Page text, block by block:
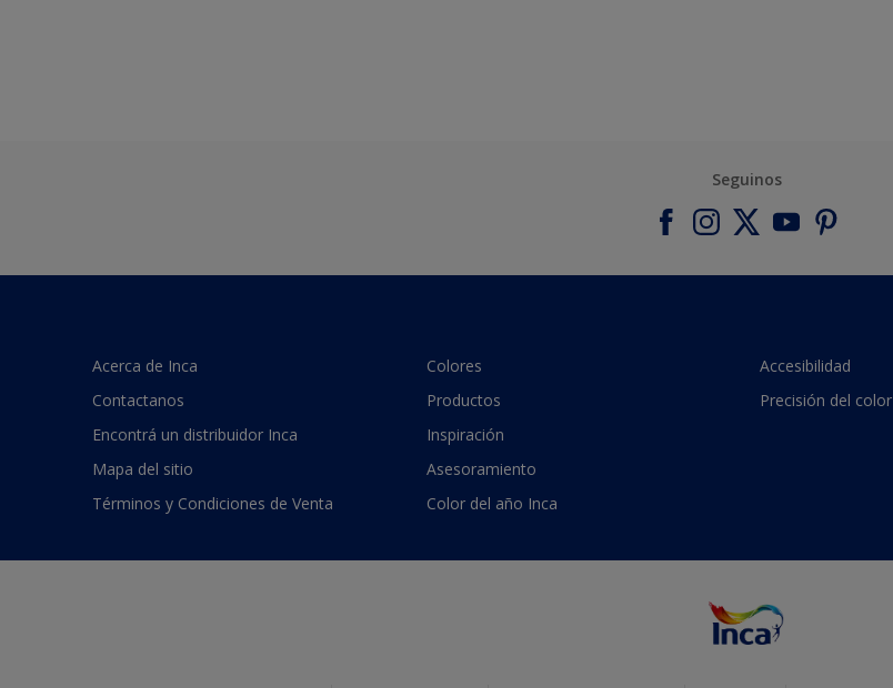
Seguinos
Acerca de Inca
Contactanos
Encontrá un distribuidor Inca
Mapa del sitio
Términos y Condiciones de Venta
Colores
Productos
Inspiración
Asesoramiento
Color del año Inca
Accesibilidad
Precisión del color